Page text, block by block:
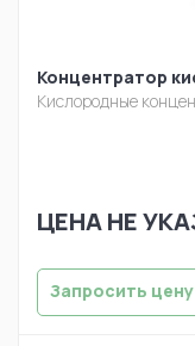
Концентратор
Кислородные
ЦЕНА НЕ
Запросить цену